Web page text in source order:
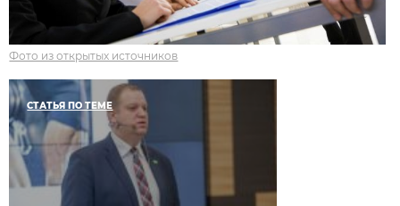
Фото из открытых источников
СТАТЬЯ ПО ТЕМЕ